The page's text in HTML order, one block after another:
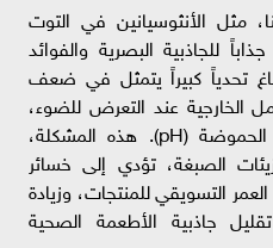
مثل الأنثوسيانين في التوت
للجاذبية البصرية والفوائد
تحدياً كبيراً يتمثل في ضعف
الخارجية عند التعرض للضوء،
الحرارة، الأكسجين، أو تغيرات الحموضة (pH). هذه المشكلة،
الصبغة، تؤدي إلى خسائر
التسويقي للمنتجات، وزيادة
جاذبية الأطعمة الصحية